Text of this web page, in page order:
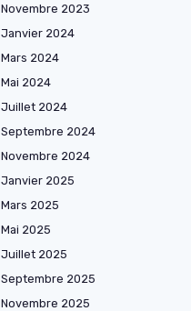
Novembre 2023
Janvier 2024
Mars 2024
Mai 2024
Juillet 2024
Septembre 2024
Novembre 2024
Janvier 2025
Mars 2025
Mai 2025
Juillet 2025
Septembre 2025
Novembre 2025